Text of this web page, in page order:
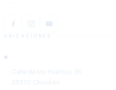
UBICACIONES